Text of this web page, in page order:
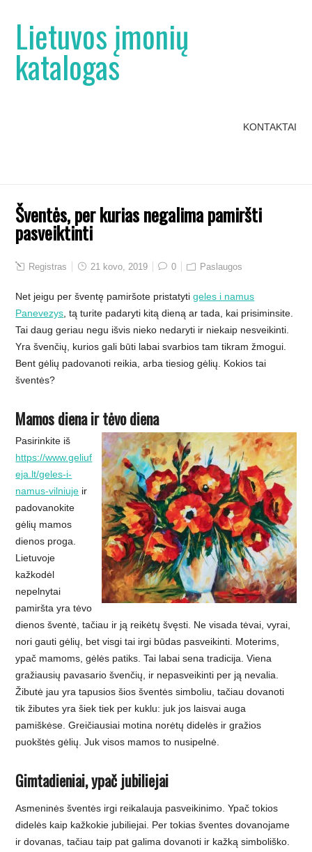
Lietuvos įmonių
katalogas
KONTAKTAI
Šventės, per kurias negalima pamiršti
pasveiktinti
Registras 21 kovo, 2019 0 Paslaugos
Net jeigu per šventę pamiršote pristatytigeles i namus
Panevezys , tą turite padaryti kitą dieną ar tada, kai prisiminsite.
Tai daug geriau negu išvis nieko nedaryti ir niekaip nesveikinti.
Yra švenčių, kurios gali būti labai svarbios tam tikram žmogui.
Bent gėlių padovanoti reikia, arba tiesiog gėlių. Kokios tai
šventės?
Mamos diena ir tėvo diena
Pasirinkite iš
https://www.geliuf
eja.lt/geles-i-
namus-vilniuje ir
padovanokite
gėlių mamos
dienos proga.
Lietuvoje
kažkodėl
nepelnytai
pamiršta yra tėvo
dienos šventė, tačiau ir ją reikėtų švęsti. Ne visada tėvai, vyrai,
nori gauti gėlių, bet visgi tai irgi būdas pasveikinti. Moterims,
ypač mamoms, gėlės patiks. Tai labai sena tradicija. Viena
gražiausių pavasario švenčių, ir nepasveikinti per ją nevalia.
Žibutė jau yra tapusios šios šventės simboliu, tačiau dovanoti
tik žibutes yra šiek tiek per kuklu: juk jos laisvai auga
pamiškėse. Greičiausiai motina norėtų didelės ir gražios
puokštės gėlių. Juk visos mamos to nusipelnė.
Gimtadieniai, ypač jubiliejai
Asmeninės šventės irgi reikalauja pasveikinimo. Ypač tokios
didelės kaip kažkokie jubiliejai. Per tokias šventes dovanojame
ir dovanas, tačiau taip pat galima dovanoti ir kažką simboliško.